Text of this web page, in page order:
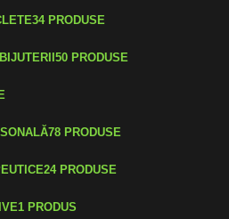
34 PRODUSE
BIJUTERII50 PRODUSE
78 PRODUSE
24 PRODUSE
1 PRODUS